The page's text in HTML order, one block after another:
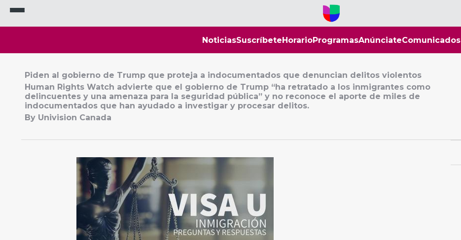
NoticiasSuscríbeteHorarioProgramasAnúnciateComunicados
Piden al gobierno de Trump que proteja a indocumentados que denuncian delitos violentos
Human Rights Watch advierte que el gobierno de Trump “ha retratado a los inmigrantes como
delincuentes y una amenaza para la seguridad pública” y no reconoce el aporte de miles de
indocumentados que han ayudado a investigar y procesar delitos.
By Univision Canada